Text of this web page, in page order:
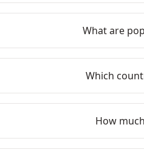
What are
Which
How